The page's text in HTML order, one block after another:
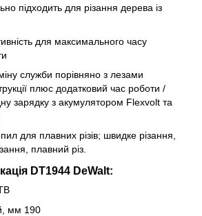
підходить для різання дерева із
для максимального часу
служби порівняно з лезами
плюс додатковий час роботи /
зарядку з акумулятором Flexvolt та
для плавних різів; швидке різання,
плавний різ.
DT1944 DeWalt:
мм 190